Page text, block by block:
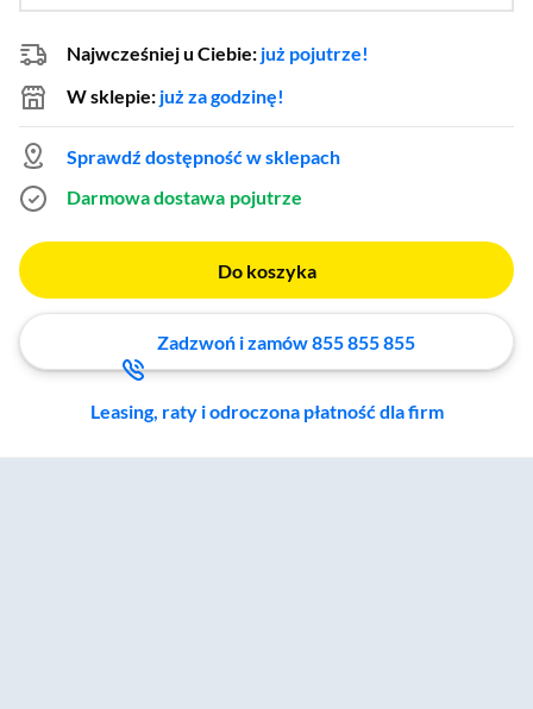
Najwcześniej u Ciebie: już pojutrze!
W sklepie: już za godzinę!
Sprawdź dostępność w sklepach
Darmowa dostawa pojutrze
Do koszyka
Zadzwoń i zamów 855 855 855
Leasing, raty i odroczona płatność dla firm